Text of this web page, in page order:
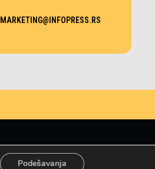
MARKETING@INFOPRESS.RS
Podešavanja